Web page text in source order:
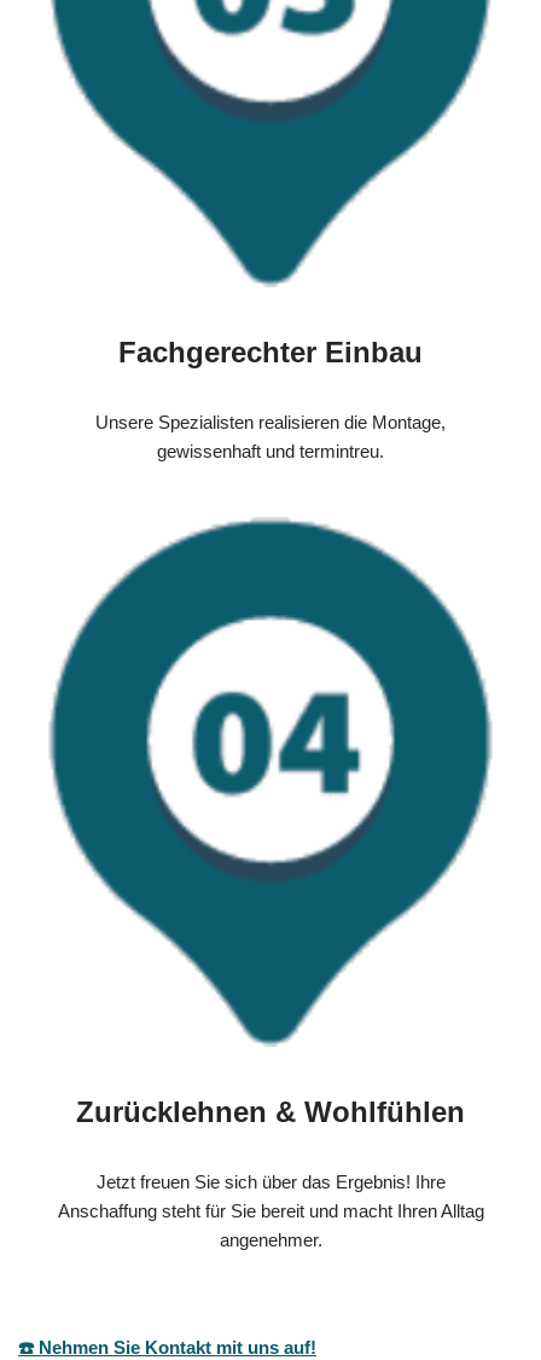
Fachgerechter Einbau
Unsere Spezialisten realisieren die Montage,
gewissenhaft und termintreu.
Zurücklehnen & Wohlfühlen
Jetzt freuen Sie sich über das Ergebnis! Ihre
Anschaffung steht für Sie bereit und macht Ihren Alltag
angenehmer.
☎️ Nehmen Sie Kontakt mit uns auf!